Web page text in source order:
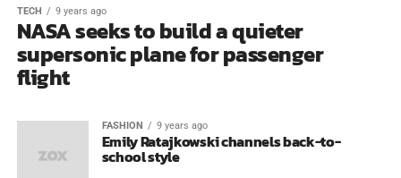
TECH 9 years ago
NASA seeks to build a quieter
supersonic plane for passenger
flight
FASHION 9 years ago
Emily Ratajkowski channels back-to-
school style